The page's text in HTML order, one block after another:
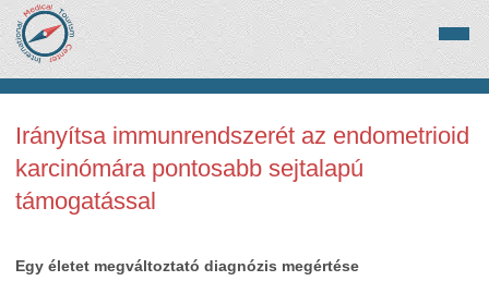
Irányítsa immunrendszerét az endometrioid
karcinómára pontosabb sejtalapú
támogatással
Egy életet megváltoztató diagnózis megértése